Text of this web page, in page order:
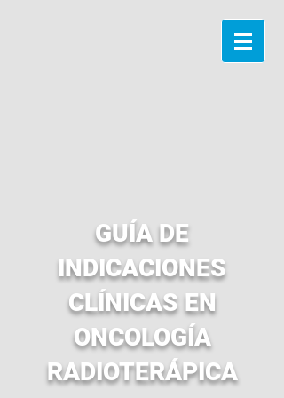
GUÍA DE
INDICACIONES
CLÍNICAS EN
ONCOLOGÍA
RADIOTERÁPICA